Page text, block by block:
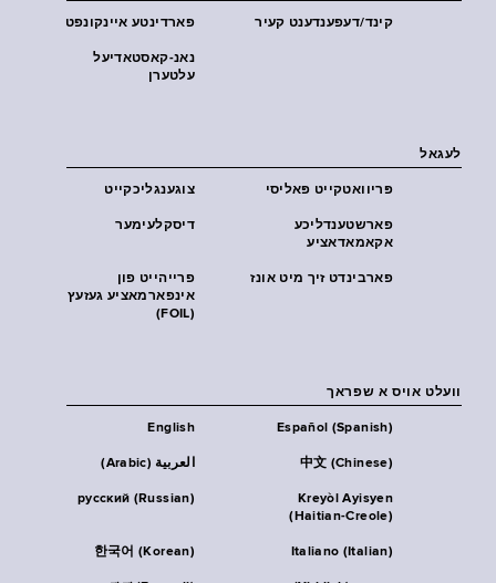
פארדינטע איינקונפט קינד/דעפענדענט קעיר
נאנ-קאסטאדיעל
עלטערן
לעגאל
צוגענגליכקייט פּריוואטקייט פּאליסי
דיסקלעימער
פארשטענדליכע
אקאמאדאציע
פרייהייט פון
אינפארמאציע געזעץ
(FOIL)
פארבינדט זיך מיט אונז
וועלט אויס א שפראך
English Español (Spanish)
العربية (Arabic) 中文 (Chinese)
русский (Russian)
Kreyòl Ayisyen
(Haitian-Creole)
한국어 (Korean) Italiano (Italian)